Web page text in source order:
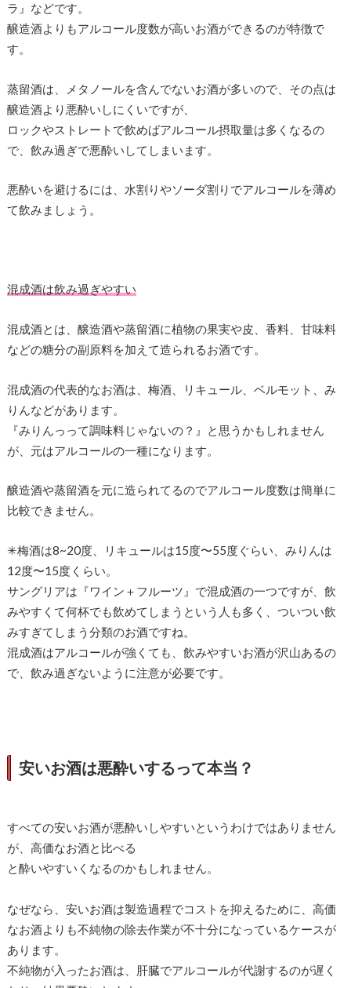
ラ』などです。
醸造酒よりもアルコール度数が高いお酒ができるのが特徴で
す。
蒸留酒は、メタノールを含んでないお酒が多いので、その点は
醸造酒より悪酔いしにくいですが、
ロックやストレートで飲めばアルコール摂取量は多くなるの
で、飲み過ぎで悪酔いしてしまいます。
悪酔いを避けるには、水割りやソーダ割りでアルコールを薄め
て飲みましょう。
混成酒は飲み過ぎやすい
混成酒とは、醸造酒や蒸留酒に植物の果実や皮、香料、甘味料
などの糖分の副原料を加えて造られるお酒です。
混成酒の代表的なお酒は、梅酒、リキュール、ベルモット、み
りんなどがあります。
『みりんっって調味料じゃないの？』と思うかもしれません
が、元はアルコールの一種になります。
醸造酒や蒸留酒を元に造られてるのでアルコール度数は簡単に
比較できません。
✳︎梅酒は8~20度、リキュールは15度〜55度ぐらい、みりんは
12度〜15度くらい。
サングリアは『ワイン＋フルーツ』で混成酒の一つですが、飲
みやすくて何杯でも飲めてしまうという人も多く、ついつい飲
みすぎてしまう分類のお酒ですね。
混成酒はアルコールが強くても、飲みやすいお酒が沢山あるの
で、飲み過ぎないように注意が必要です。
安いお酒は悪酔いするって本当？
すべての安いお酒が悪酔いしやすいというわけではありません
が、高価なお酒と比べる
と酔いやすいくなるのかもしれません。
なぜなら、安いお酒は製造過程でコストを抑えるために、高価
なお酒よりも不純物の除去作業が不十分になっているケースが
あります。
不純物が入ったお酒は、肝臓でアルコールが代謝するのが遅く